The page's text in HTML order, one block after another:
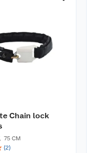
Chain lock
, 75 CM
(2)